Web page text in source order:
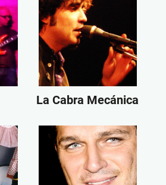
La Cabra Mecánica